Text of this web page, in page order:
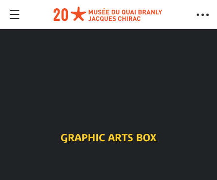
GRAPHIC ARTS BOX